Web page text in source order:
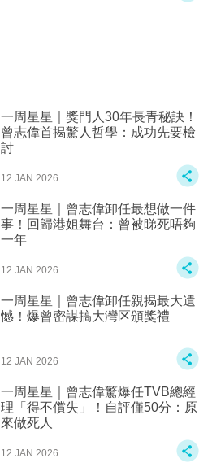
一周星星｜獎門人30年長青秘訣！
曾志偉首揭驚人哲學：成功先要檢
討
12 JAN 2026
一周星星｜曾志偉卸任最想做一件
事！回歸港姐舞台：曾被睇死唔夠
一年
12 JAN 2026
一周星星｜曾志偉卸任親揭最大遺
憾！爆曾密謀搞大灣区頒獎禮
12 JAN 2026
一周星星｜曾志偉驚爆任TVB總經
理「得不償失」！自評僅50分：原
來做死人
12 JAN 2026